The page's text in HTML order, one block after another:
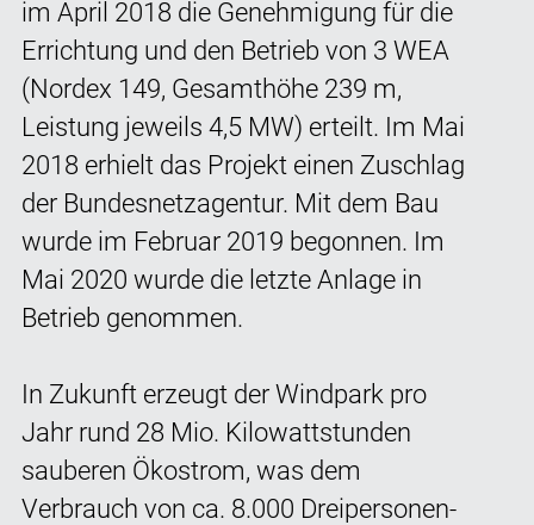
im April 2018 die Genehmigung für die
Errichtung und den Betrieb von 3 WEA
(Nordex 149, Gesamthöhe 239 m,
Leistung jeweils 4,5 MW) erteilt. Im Mai
2018 erhielt das Projekt einen Zuschlag
der Bundesnetzagentur. Mit dem Bau
wurde im Februar 2019 begonnen. Im
Mai 2020 wurde die letzte Anlage in
Betrieb genommen.
In Zukunft erzeugt der Windpark pro
Jahr rund 28 Mio. Kilowattstunden
sauberen Ökostrom, was dem
Verbrauch von ca. 8.000 Dreipersonen-